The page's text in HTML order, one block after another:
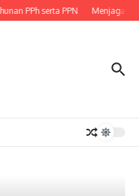
PPh serta PPN Menjaga